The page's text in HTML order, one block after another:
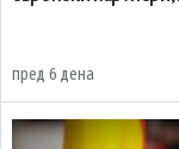
пред 6 дена